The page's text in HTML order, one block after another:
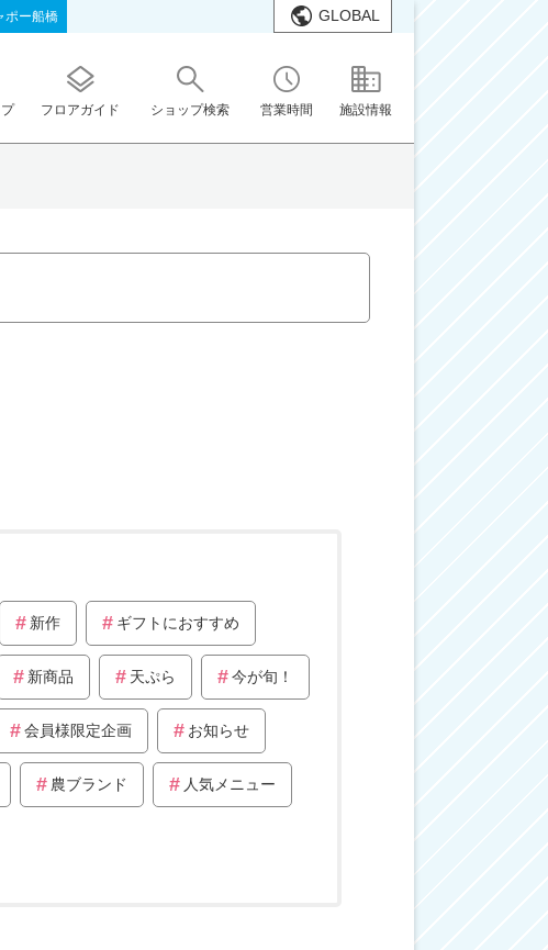
ポー船橋 GLOBAL
フロアガイド ショップ検索 営業時間 施設情報
新作 ギフトにおすすめ
新商品 天ぷら 今が旬！
会員様限定企画 お知らせ
農ブランド 人気メニュー